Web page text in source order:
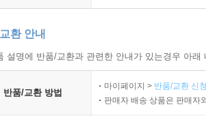
환 안내
설명에 반품/교환과 관련한 안내가 있는경우 아
반품/교환 방법
마이페이지 > 반품/교환 신
판매자 배송 상품은 판매자